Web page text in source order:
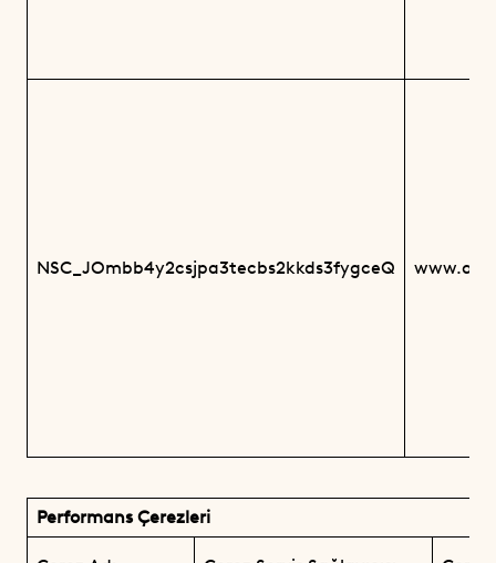
NSC_JOmbb4y2csjpa3tecbs2kkds3fygceQ
Performans Çerezleri